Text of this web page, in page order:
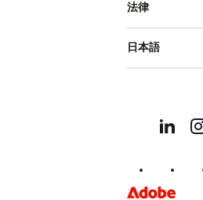
法律
日本語